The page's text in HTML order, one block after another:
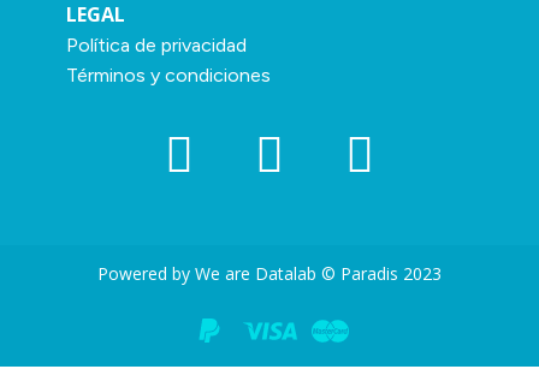
LEGAL
Política de privacidad
Términos y condiciones
Powered by We are Datalab © Paradis 2023